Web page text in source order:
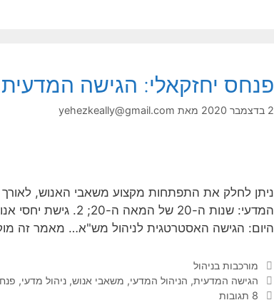
פנחס יחזקאלי: הגישה
2 בדצמבר 2020 מאת yehezkeally@gmail.com
היום: הגישה האסטרטגית לניהול מש"א… מאמר זה
קטגוריות
מורכבות בניהול
תגיות
הגישה המדעית, הניהול המדעי, משאבי אנוש, ניהול מדעי,
8 תגובות